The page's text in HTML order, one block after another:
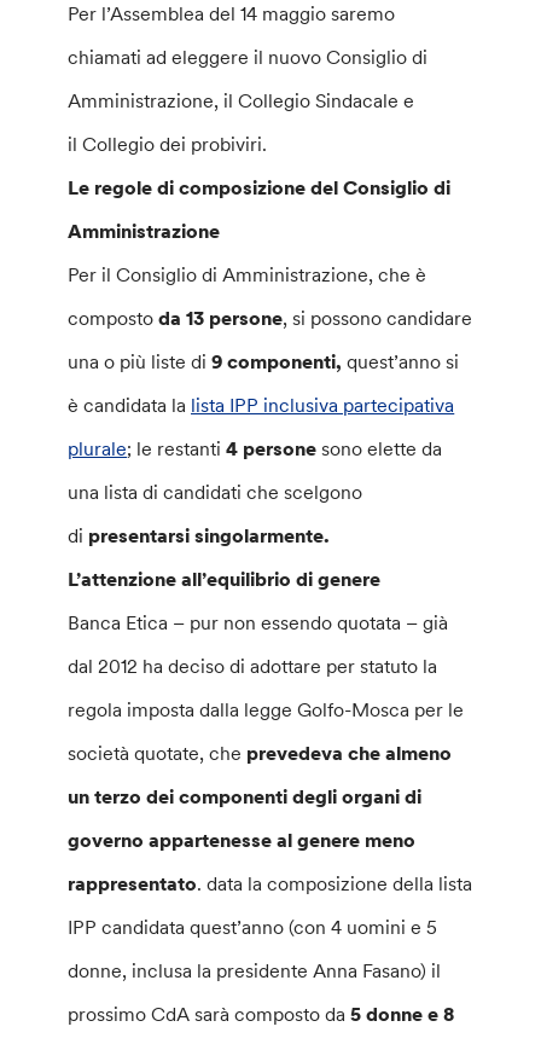
Per l’Assemblea del 14 maggio saremo
chiamati ad eleggere il nuovo Consiglio di
Amministrazione, il Collegio Sindacale e
il Collegio dei probiviri.
Le regole di composizione del Consiglio di
Amministrazione
Per il Consiglio di Amministrazione, che è
compostoda 13 persone, si possono candidare
una o più liste di9 componenti,quest’anno si
è candidata la lista IPP inclusiva partecipativa
plurale; le restanti 4 persone sono elette da
una lista di candidati che scelgono
di presentarsi singolarmente.
L’attenzione all’equilibrio di genere
Banca Etica – pur non essendo quotata – già
dal 2012 ha deciso di adottare per statuto la
regola imposta dalla legge Golfo-Mosca per le
società quotate, che prevedeva che almeno
un terzo dei componenti degli organi di
governo appartenesse al genere meno
rappresentato. data la composizione della lista
IPP candidata quest’anno (con 4 uomini e 5
donne, inclusa la presidente Anna Fasano) il
prossimo CdA sarà composto da 5 donne e 8